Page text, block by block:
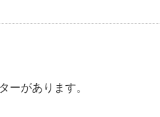
があります。